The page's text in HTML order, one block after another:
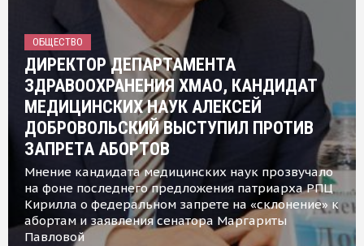
ОБЩЕСТВО
ДИРЕКТОР ДЕПАРТАМЕНТА
ЗДРАВООХРАНЕНИЯ ХМАО, КАНДИДАТ
МЕДИЦИНСКИХ НАУК АЛЕКСЕЙ
ДОБРОВОЛЬСКИЙ ВЫСТУПИЛ ПРОТИВ
ЗАПРЕТА АБОРТОВ
Мнение кандидата медицинских наук прозвучало
на фоне последнего предложения патриарха РПЦ
Кирилла о федеральном запрете на «склонение» к
абортам и заявления сенатора Маргариты
Павловой